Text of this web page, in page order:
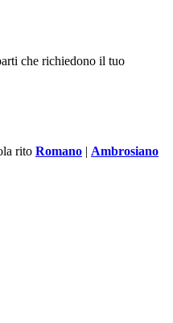
che richiedono il tuo
rito Romano | Ambrosiano